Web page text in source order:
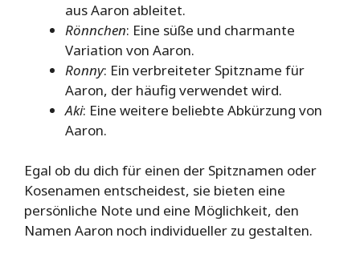
aus Aaron ableitet.
Rönnchen: Eine süße und charmante
Variation von Aaron.
Ronny: Ein verbreiteter Spitzname für
Aaron, der häufig verwendet wird.
Aki: Eine weitere beliebte Abkürzung von
Aaron.
Egal ob du dich für einen der Spitznamen oder
Kosenamen entscheidest, sie bieten eine
persönliche Note und eine Möglichkeit, den
Namen Aaron noch individueller zu gestalten.